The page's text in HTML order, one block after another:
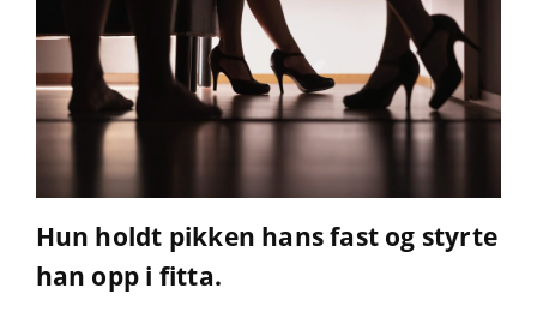
Hun holdt pikken hans fast og styrte
han opp i fitta.